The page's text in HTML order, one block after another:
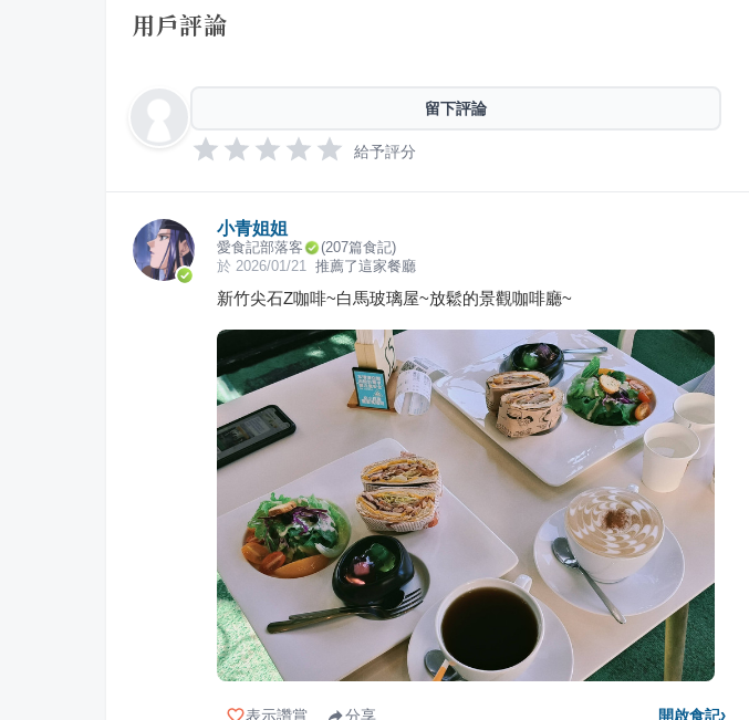
用戶評論
留下評論
給予評分
小青姐姐
愛食記部落客 (207篇食記)
於 2026/01/21 推薦了這家餐廳
新竹尖石Z咖啡~白馬玻璃屋~放鬆的景觀咖啡廳~
表示讚賞 分享 開啟食記›